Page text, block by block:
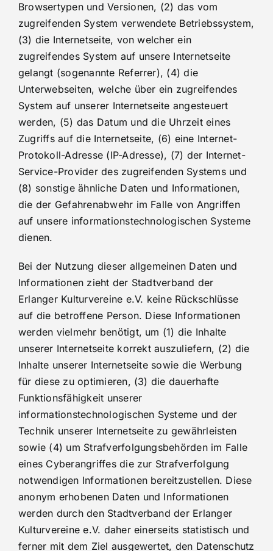
Browsertypen und Versionen, (2) das vom
zugreifenden System verwendete Betriebssystem,
(3) die Internetseite, von welcher ein
zugreifendes System auf unsere Internetseite
gelangt (sogenannte Referrer), (4) die
Unterwebseiten, welche über ein zugreifendes
System auf unserer Internetseite angesteuert
werden, (5) das Datum und die Uhrzeit eines
Zugriffs auf die Internetseite, (6) eine Internet-
Protokoll-Adresse (IP-Adresse), (7) der Internet-
Service-Provider des zugreifenden Systems und
(8) sonstige ähnliche Daten und Informationen,
die der Gefahrenabwehr im Falle von Angriffen
auf unsere informationstechnologischen Systeme
dienen.
Bei der Nutzung dieser allgemeinen Daten und
Informationen zieht der Stadtverband der
Erlanger Kulturvereine e.V. keine Rückschlüsse
auf die betroffene Person. Diese Informationen
werden vielmehr benötigt, um (1) die Inhalte
unserer Internetseite korrekt auszuliefern, (2) die
Inhalte unserer Internetseite sowie die Werbung
für diese zu optimieren, (3) die dauerhafte
Funktionsfähigkeit unserer
informationstechnologischen Systeme und der
Technik unserer Internetseite zu gewährleisten
sowie (4) um Strafverfolgungsbehörden im Falle
eines Cyberangriffes die zur Strafverfolgung
notwendigen Informationen bereitzustellen. Diese
anonym erhobenen Daten und Informationen
werden durch den Stadtverband der Erlanger
Kulturvereine e.V. daher einerseits statistisch und
ferner mit dem Ziel ausgewertet, den Datenschutz